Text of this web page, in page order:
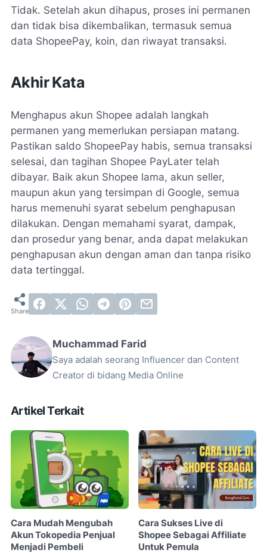
Tidak. Setelah akun dihapus, proses ini permanen
dan tidak bisa dikembalikan, termasuk semua
data ShopeePay, koin, dan riwayat transaksi.
Akhir Kata
Menghapus akun Shopee adalah langkah
permanen yang memerlukan persiapan matang.
Pastikan saldo ShopeePay habis, semua transaksi
selesai, dan tagihan Shopee PayLater telah
dibayar. Baik akun Shopee lama, akun seller,
maupun akun yang tersimpan di Google, semua
harus memenuhi syarat sebelum penghapusan
dilakukan. Dengan memahami syarat, dampak,
dan prosedur yang benar, anda dapat melakukan
penghapusan akun dengan aman dan tanpa risiko
data tertinggal.
Muchammad Farid
Saya adalah seorang Influencer dan Content
Creator di bidang Media Online
Artikel Terkait
Cara Mudah Mengubah
Akun Tokopedia Penjual
Menjadi Pembeli
Cara Sukses Live di
Shopee Sebagai Affiliate
Untuk Pemula